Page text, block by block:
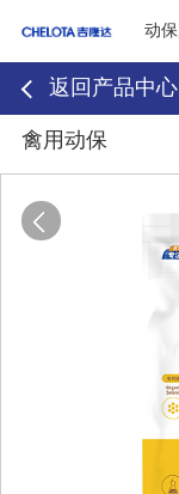
动
返回产品中心
禽用动保